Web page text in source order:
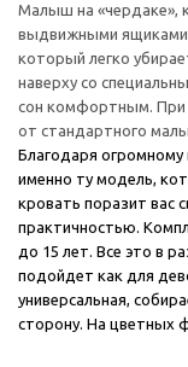
Малыш на «чердаке»,
выдвижными ящиками
который легко
наверху со
сон комфортным. При
от стандартного
Благодаря
именно ту модель,
кровать поразит вас
практичностью.
до 15 лет. Все это в
подойдет как для
универсальная,
сторону. На цветных